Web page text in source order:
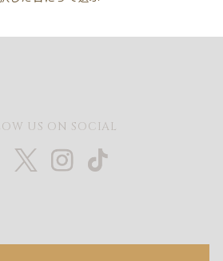
US ON SOCIAL